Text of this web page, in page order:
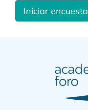
Iniciar encuesta